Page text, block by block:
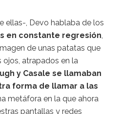
ellas-, Devo hablaba de los
en constante regresión,
de unas patatas que
atrapados en la
y Casale se llamaban
forma de llamar a las
metáfora en la que ahora
pantallas y redes